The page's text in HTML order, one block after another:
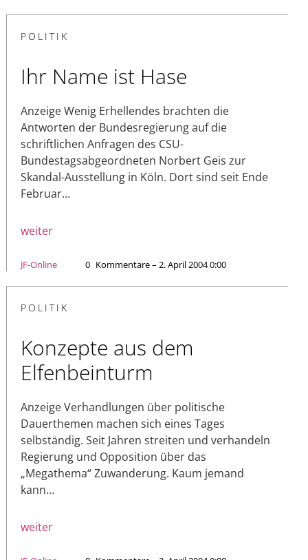
POLITIK
Ihr Name ist Hase
Anzeige Wenig Erhellendes brachten die
Antworten der Bundesregierung auf die
schriftlichen Anfragen des CSU-
Bundestagsabgeordneten Norbert Geis zur
Skandal-Ausstellung in Köln. Dort sind seit Ende
Februar…
weiter
JF-Online 0 Kommentare – 2. April 2004 0:00
POLITIK
Konzepte aus dem
Elfenbeinturm
Anzeige Verhandlungen über politische
Dauerthemen machen sich eines Tages
selbständig. Seit Jahren streiten und verhandeln
Regierung und Opposition über das
„Megathema“ Zuwanderung. Kaum jemand
kann…
weiter